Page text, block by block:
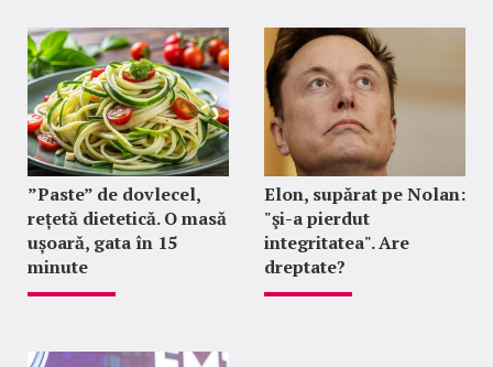
”Paste” de dovlecel,
rețetă dietetică. O masă
ușoară, gata în 15
minute
Elon, supărat pe Nolan:
"şi-a pierdut
integritatea". Are
dreptate?